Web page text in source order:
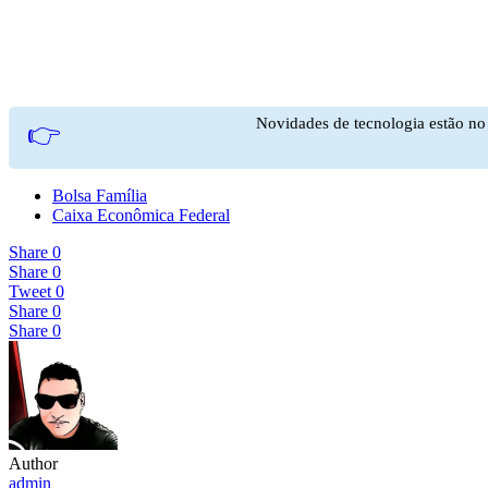
👉 Novidades de tecnologia estão
Bolsa Família
Caixa Econômica Federal
Share 0
Share 0
Tweet 0
Share 0
Share 0
Author
admin